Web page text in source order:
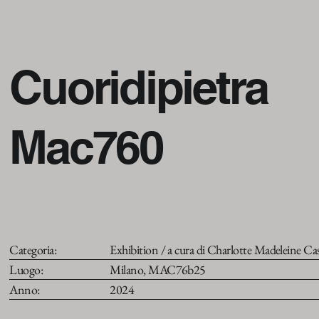
Cuoridipietra
Mac760
Categoria:
Exhibition / a cura di Charlotte Madeleine
Luogo:
Milano, MAC76b25
Anno:
2024